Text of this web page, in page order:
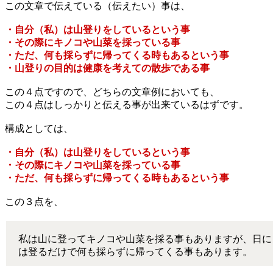
この文章で伝えている（伝えたい）事は、
・自分（私）は山登りをしているという事
・その際にキノコや山菜を採っている事
・ただ、何も採らずに帰ってくる時もあるという事
・山登りの目的は健康を考えての散歩である事
この４点ですので、どちらの文章例においても、
この４点はしっかりと伝える事が出来ているはずです。
構成としては、
・自分（私）は山登りをしているという事
・その際にキノコや山菜を採っている事
・ただ、何も採らずに帰ってくる時もあるという事
この３点を、
私は山に登ってキノコや山菜を採る事もありますが、日
は登るだけで何も採らずに帰ってくる事もあります。